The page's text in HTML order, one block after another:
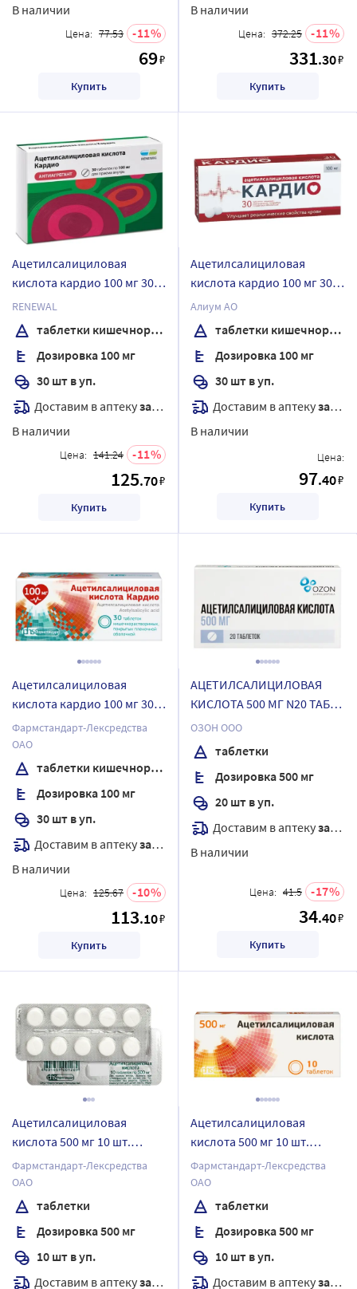
В наличии
Цена: 77.53 11
69₽
Купить
В наличии
Цена: 372.25 11
331.30₽
Купить
Ацетилсалициловая
кислота кардио 100 мг 30
шт. блистер таблетки
кишечнорастворимые ,
покрытые пленочной
оболочкой
RENEWAL
таблетки кишечнорастворимые , покрытые пленочной оболочкой
Дозировка 100 мг
30 шт в уп.
Доставим в аптекузавтра
В наличии
Цена: 141.24 11
125.70₽
Купить
Ацетилсалициловая
кислота кардио 100 мг 30
шт. таблетки
кишечнорастворимые ,
покрытые пленочной
оболочкой
Алиум АО
таблетки кишечнорастворимые , покрытые пленочной оболочкой
Дозировка 100 мг
30 шт в уп.
Доставим в аптекузавтра
В наличии
Цена:
97.40₽
Купить
Ацетилсалициловая
кислота кардио 100 мг 30
шт. блистер таблетки
кишечнорастворимые ,
покрытые пленочной
оболочкой
Фармстандарт-Лексредства
ОАО
таблетки кишечнорастворимые , покрытые пленочной оболочкой
Дозировка 100 мг
30 шт в уп.
Доставим в аптекузавтра
В наличии
Цена: 125.67 10
113.10₽
Купить
АЦЕТИЛСАЛИЦИЛОВАЯ
КИСЛОТА 500 МГ N20 ТАБЛ/
ОЗОН
ОЗОН ООО
таблетки
Дозировка 500 мг
20 шт в уп.
Доставим в аптекузавтра
В наличии
Цена: 41.5 17
34.40₽
Купить
Ацетилсалициловая
кислота 500 мг 10 шт.
таблетки
Фармстандарт-Лексредства
ОАО
таблетки
Дозировка 500 мг
10 шт в уп.
Доставим в аптекузавтра
Ацетилсалициловая
кислота 500 мг 10 шт.
таблетки
Фармстандарт-Лексредства
ОАО
таблетки
Дозировка 500 мг
10 шт в уп.
Доставим в аптекузавтра